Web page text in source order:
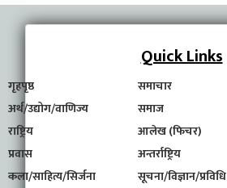
Quick Links
गृहपृष्ठ समाचार
अर्थ/उद्योग/वाणिज्य
समाज
राष्ट्रिय
आलेख (फिचर)
प्रवास
अन्तर्राष्ट्रिय
कला/साहित्य/सिर्जना
सूचना/विज्ञान/प्रविधि